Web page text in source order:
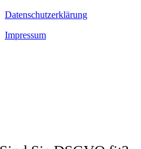
Datenschutzerklärung
Impressum